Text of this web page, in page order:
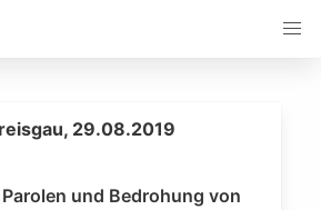
29.08.2019
und Bedrohung von